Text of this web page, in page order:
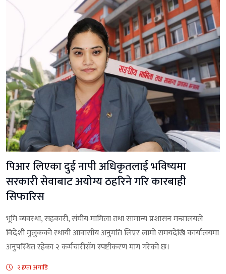
पिआर लिएका दुई नापी अधिकृतलाई भविष्यमा
सरकारी सेवाबाट अयोग्य ठहरिने गरि कारबाही
सिफारिस
भूमि व्यवस्था, सहकारी, संघीय मामिला तथा सामान्य प्रशासन मन्त्रालयले
विदेशी मुलुकको स्थायी आवासीय अनुमति लिएर लामो समयदेखि कार्यालयमा
अनुपस्थित रहेका २ कर्मचारीसँग स्पष्टीकरण माग गरेको छ।
२ हप्ता अगाडि